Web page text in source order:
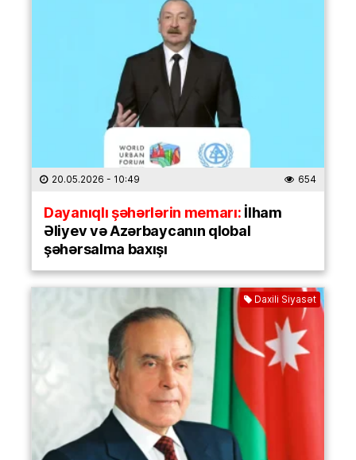
20.05.2026 - 10:49 654
Dayanıqlı şəhərlərin memarı:İlham
Əliyev və Azərbaycanın qlobal
şəhərsalma baxışı
Daxili Siyasət